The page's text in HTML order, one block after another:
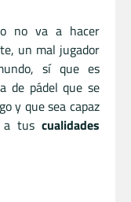
no va a hacer
un mal jugador
sí que es
de pádel que se
y que sea capaz
a tus cualidades